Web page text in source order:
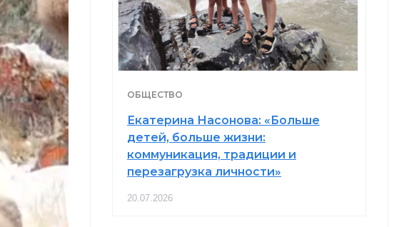
ОБЩЕСТВО
Екатерина Насонова: «Больше
детей, больше жизни:
коммуникация, традиции и
перезагрузка личности»
20.07.2026